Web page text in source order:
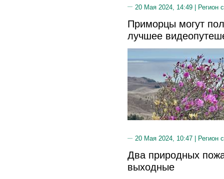
20 Мая 2024, 14:49 | Регион
Приморцы могут
лучшее
20 Мая 2024, 10:47 | Регион
Два природных
выходные